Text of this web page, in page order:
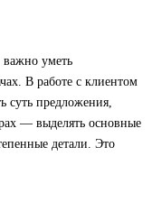
важно уметь
В работе с клиентом
суть предложения,
— выделять основные
детали. Это